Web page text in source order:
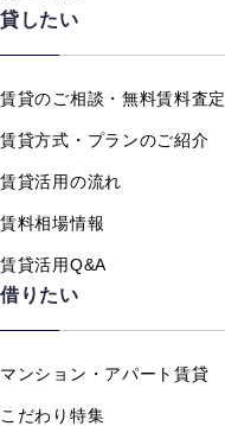
貸したい
賃貸のご相談・無料賃料査定
賃貸方式・プランのご紹介
賃貸活用の流れ
賃料相場情報
賃貸活用Q&A
借りたい
マンション・アパート賃貸
こだわり特集